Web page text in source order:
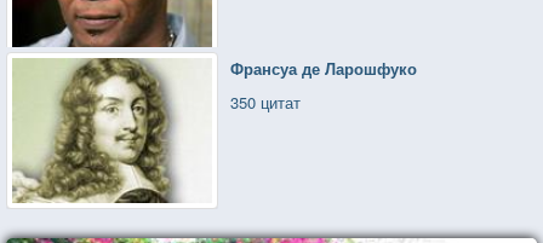
Франсуа де Ларошфуко
350 цитат